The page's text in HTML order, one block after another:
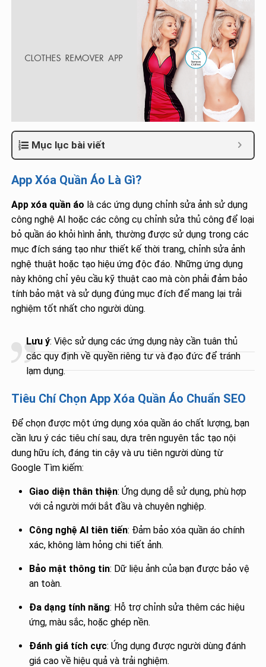
Mục lục bài viết
App Xóa Quần Áo Là Gì?
App xóa quần áo là các ứng dụng chỉnh sửa ảnh sử dụng
công nghệ AI hoặc các công cụ chỉnh sửa thủ công để loại
bỏ quần áo khỏi hình ảnh, thường được sử dụng trong các
mục đích sáng tạo như thiết kế thời trang, chỉnh sửa ảnh
nghệ thuật hoặc tạo hiệu ứng độc đáo. Những ứng dụng
này không chỉ yêu cầu kỹ thuật cao mà còn phải đảm bảo
tính bảo mật và sử dụng đúng mục đích để mang lại trải
nghiệm tốt nhất cho người dùng.
Lưu ý: Việc sử dụng các ứng dụng này cần tuân thủ
các quy định về quyền riêng tư và đạo đức để tránh
lạm dụng.
Tiêu Chí Chọn App Xóa Quần Áo Chuẩn SEO
Để chọn được một ứng dụng xóa quần áo chất lượng, bạn
cần lưu ý các tiêu chí sau, dựa trên nguyên tắc tạo nội
dung hữu ích, đáng tin cậy và ưu tiên người dùng từ
Google Tìm kiếm:
Giao diện thân thiện: Ứng dụng dễ sử dụng, phù hợp
với cả người mới bắt đầu và chuyên nghiệp.
Công nghệ AI tiên tiến: Đảm bảo xóa quần áo chính
xác, không làm hỏng chi tiết ảnh.
Bảo mật thông tin: Dữ liệu ảnh của bạn được bảo vệ
an toàn.
Đa dạng tính năng: Hỗ trợ chỉnh sửa thêm các hiệu
ứng, màu sắc, hoặc ghép nền.
Đánh giá tích cực: Ứng dụng được người dùng đánh
giá cao về hiệu quả và trải nghiệm.